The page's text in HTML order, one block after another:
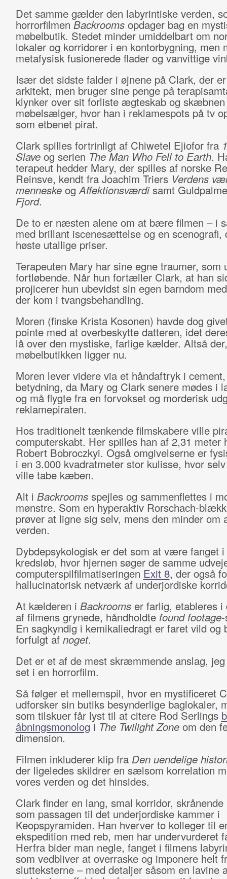
Det samme gælder den labyrintiske verden,
horrorfilmenBackroomsopdager bag en
møbelbutik. Stedet minder umiddelbart om
lokaler og korridorer i en kontorbygning, men
metafysisk fusionerede flader og vanvittige
Især det sidste falder i øjnene på Clark, der
arkitekt, men bruger sine penge på
klynker over sit forliste ægteskab og
møbelsælger, hvor han i reklamespots på tv
som etbenet pirat.
Clark spilles fortrinligt af Chiwetel Ejiofor fra
Slaveog serien The Man Who Fell to Earth.
terapeut hedder Mary, der spilles af norske
Reinsve, kendt fra Joachim Triers Verdens
menneskeogAffektionsværdisamt
Fjord.
De to er næsten alene om at bære filmen – i
med brillant iscenesættelse og en scenografi,
høste utallige priser.
Terapeuten Mary har sine egne traumer, som
fortløbende. Når hun fortæller Clark, at han
projicerer hun ubevidst sin egen barndom
der kom i tvangsbehandling.
Moren (finske Krista Kosonen) havde dog
pointe med at overbeskytte datteren, idet
lå over den mystiske, farlige kælder. Altså
møbelbutikken ligger nu.
Moren lever videre via et håndaftryk i
betydning, da Mary og Clark senere mødes i
og må flygte fra en forvokset og morderisk
reklamepiraten.
Hos traditionelt tænkende filmskabere ville
computerskabt. Her spilles han af 2,31 meter
Robert Bobroczkyi. Også omgivelserne er
i en 3.000 kvadratmeter stor kulisse, hvor
ville tabe kæben.
Alt i Backroomsspejles og sammenflettes i
mønstre. Som en hyperaktiv Rorschach-
prøver at ligne sig selv, mens den minder om
verden.
Dybdepsykologisk er det som at være fanget i
kredsløb, hvor hjernen søger de samme
computerspilfilmatiseringen Exit 8, der også
hallucinatorisk netværk af underjordiske
At kælderen i Backroomser farlig, etableres i
af filmens grynede, håndholdte found footage
En sagkyndig i kemikaliedragt er faret vild og
forfulgt af noget.
Det er et af de mest skræmmende anslag,
set i en horrorfilm.
Så følger et mellemspil, hvor en mystificeret
udforsker sin butiks besynderlige baglokaler,
som tilskuer får lyst til at citere Rod Serlings
åbningsmonologi The Twilight Zoneom den
dimension.
Filmen inkluderer klip fra Den uendelige
der ligeledes skildrer en sælsom korrelation
vores verden og det hinsides.
Clark finder en lang, smal korridor, skrånende
som passagen til det underjordiske kammer i
Keopspyramiden. Han hverver to kolleger til
ekspedition med reb, men har undervurderet
Herfra bider man negle, fanget i filmens
som vedbliver at overraske og imponere helt
slutteksterne – med detaljer såsom en lavine